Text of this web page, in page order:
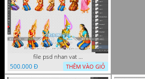
file psd nhan vat vuon lam ty ni phat giao tach lop layer
500.000 Đ
THÊM VÀO GIỎ